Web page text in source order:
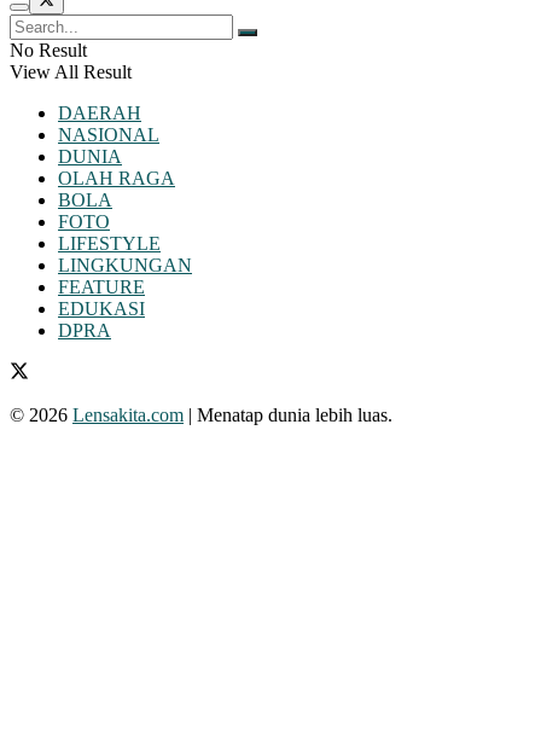
No Result
View All Result
DAERAH
NASIONAL
DUNIA
OLAH RAGA
BOLA
FOTO
LIFESTYLE
LINGKUNGAN
FEATURE
EDUKASI
DPRA
© 2026 Lensakita.com | Menatap dunia lebih luas.